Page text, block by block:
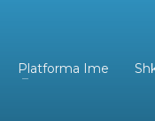
Platforma Ime